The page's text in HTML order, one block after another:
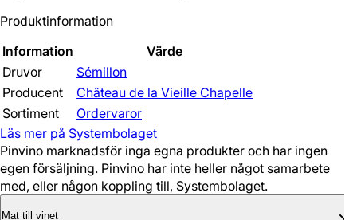
Produktinformation
Information
Värde
Druvor
Sémillon
Producent
Château de la Vieille Chapelle
Sortiment
Ordervaror
Läs mer på Systembolaget
Pinvino marknadsför inga egna produkter och har ingen
egen försäljning. Pinvino har inte heller något samarbete
med, eller någon koppling till, Systembolaget.
Mat till vinet